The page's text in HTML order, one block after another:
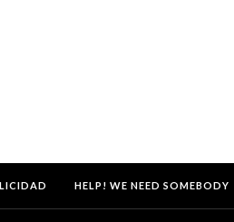
HELP! WE NEED SOMEBODY